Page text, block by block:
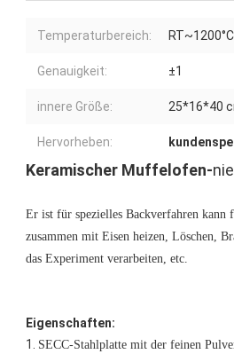
Temperaturbereich: RT~1200°C
Genauigkeit: ±1
innere Größe: 25*16*40
Hervorheben:
Keramischer Muffelofen-
Er ist für spezielles Backverfahren kann
zusammen mit Eisen heizen, Löschen,
das Experiment verarbeiten, etc.
Eigenschaften:
1. SECC-Stahlplatte mit der feinen